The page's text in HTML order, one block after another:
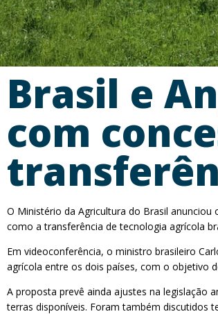
Brasil e
com
O Ministério da Agricultura do Brasil
como a transferência de tecnologia agrícola
Em videoconferência, o ministro brasileiro
agrícola entre os dois países, com o objetivo
A proposta prevê ainda ajustes na legislação
terras disponíveis. Foram também discutidos